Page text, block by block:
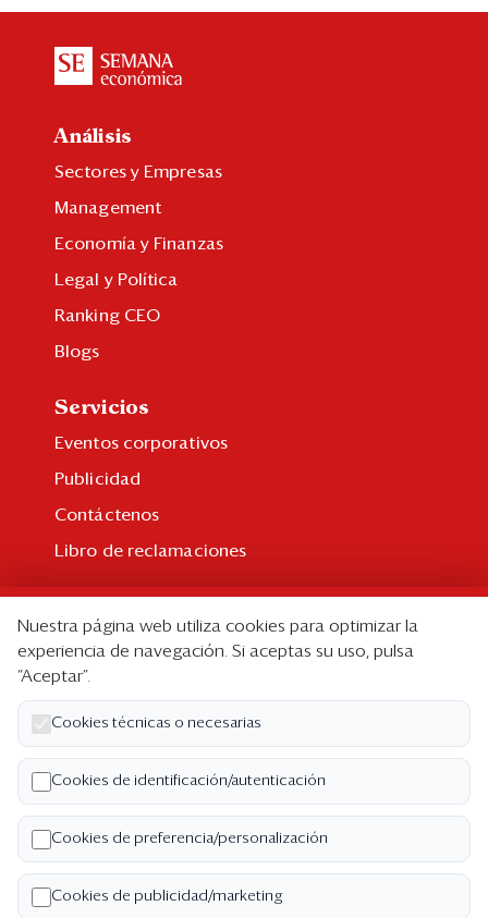
Análisis
Sectores y Empresas
Management
Economía y Finanzas
Legal y Política
Ranking CEO
Blogs
Servicios
Eventos corporativos
Publicidad
Contáctenos
Libro de reclamaciones
Suscripción individual
Paquetes corporativos
Edición Impresa
Nosotros
Quiénes somos
Código de ética
Términos y Condiciones
Nuestra página web utiliza cookies para optimizar la
experiencia de navegación. Si aceptas su uso, pulsa
“Aceptar”.
Cookies técnicas o necesarias
Cookies de identificación/autenticación
Cookies de preferencia/personalización
Cookies de publicidad/marketing